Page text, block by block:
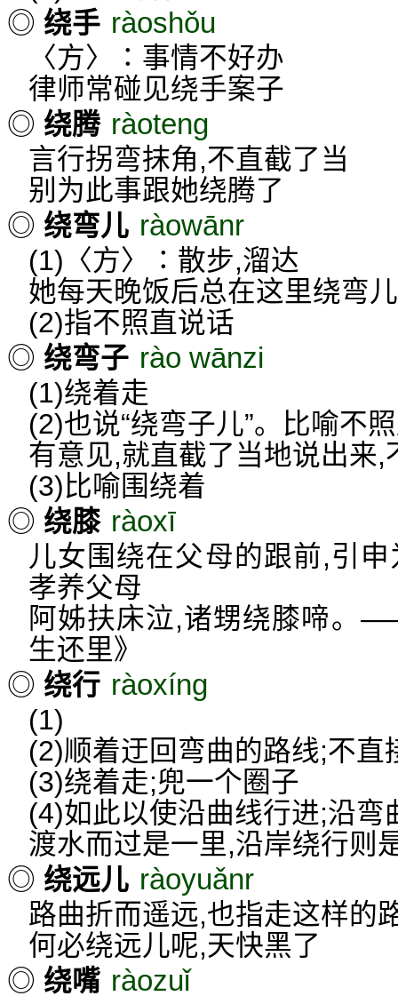
◎ 绕手 ràoshǒu
〈方〉∶事情不好办
律师常碰见绕手案子
◎ 绕腾 ràoteng
言行拐弯抹角,不直截了当
别为此事跟她绕腾了
◎ 绕弯儿 ràowānr
(1)〈方〉∶散步,溜达
她每天晚饭后总在这里绕弯儿
(2)指不照直说话
◎ 绕弯子 rào wānzi
(1)绕着走
(2)也说“绕弯子儿”。比喻不
有意见,就直截了当地说出来,
(3)比喻围绕着
◎ 绕膝 ràoxī
儿女围绕在父母的跟前,引
孝养父母
阿姊扶床泣,诸甥绕膝啼。
生还里》
◎ 绕行 ràoxíng
(1)
(2)顺着迂回弯曲的路线;不直
(3)绕着走;兜一个圈子
(4)如此以使沿曲线行进;沿弯
渡水而过是一里,沿岸绕行则
◎ 绕远儿 ràoyuǎnr
路曲折而遥远,也指走这样的
何必绕远儿呢,天快黑了
◎ 绕嘴 ràozuǐ